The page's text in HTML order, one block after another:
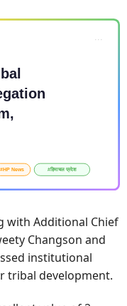
with Additional Chief
Changson and
institutional
tribal development.